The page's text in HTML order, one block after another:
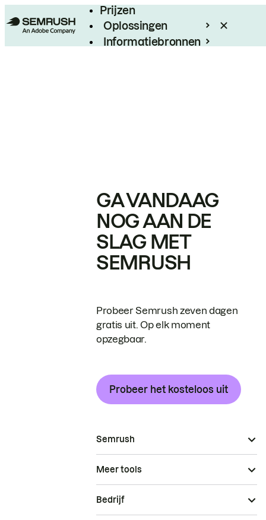
Prijzen
Oplossingen
Informatiebronnen
GA VANDAAG
NOG AAN DE
SLAG MET
SEMRUSH
Probeer Semrush zeven dagen
gratis uit. Op elk moment
opzegbaar.
Probeer het kosteloos uit
Semrush
Meer tools
Bedrijf